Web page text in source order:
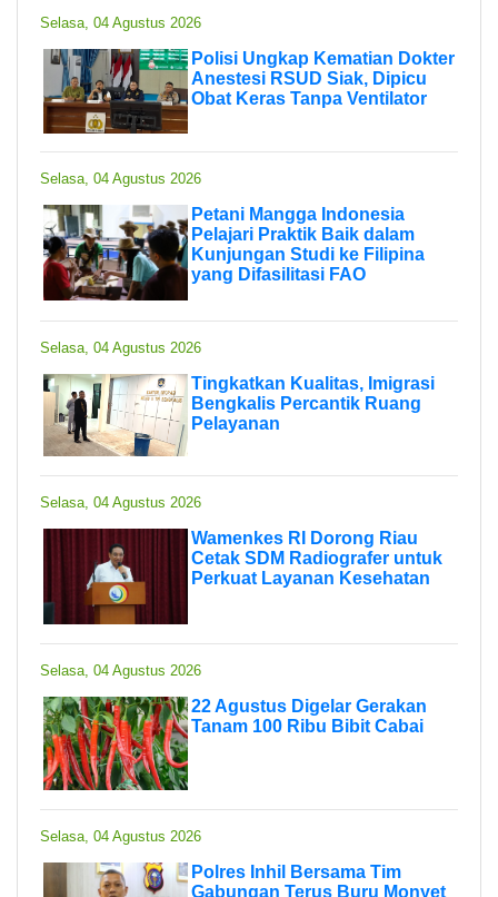
Selasa, 04 Agustus 2026
Polisi Ungkap Kematian Dokter
Anestesi RSUD Siak, Dipicu
Obat Keras Tanpa Ventilator
Selasa, 04 Agustus 2026
Petani Mangga Indonesia
Pelajari Praktik Baik dalam
Kunjungan Studi ke Filipina
yang Difasilitasi FAO
Selasa, 04 Agustus 2026
Tingkatkan Kualitas, Imigrasi
Bengkalis Percantik Ruang
Pelayanan
Selasa, 04 Agustus 2026
Wamenkes RI Dorong Riau
Cetak SDM Radiografer untuk
Perkuat Layanan Kesehatan
Selasa, 04 Agustus 2026
22 Agustus Digelar Gerakan
Tanam 100 Ribu Bibit Cabai
Selasa, 04 Agustus 2026
Polres Inhil Bersama Tim
Gabungan Terus Buru Monyet